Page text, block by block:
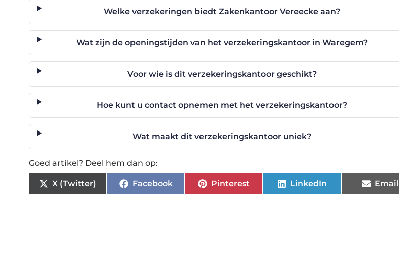
Welke verzekeringen biedt Zakenkantoor Vereecke aan?
Wat zijn de openingstijden van het verzekeringskantoor in Waregem?
Voor wie is dit verzekeringskantoor geschikt?
Hoe kunt u contact opnemen met het verzekeringskantoor?
Wat maakt dit verzekeringskantoor uniek?
Goed artikel? Deel hem dan op:
X (Twitter) Facebook Pinterest LinkedIn Email